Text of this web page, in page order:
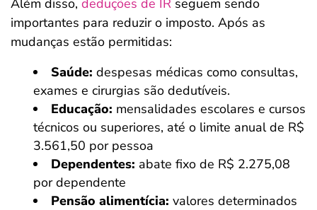
importantes para reduzir o imposto. Após as
mudanças estão permitidas:
Saúde: despesas médicas como consultas,
exames e cirurgias são dedutíveis.
Educação: mensalidades escolares e cursos
técnicos ou superiores, até o limite anual de R$
3.561,50 por pessoa
Dependentes: abate fixo de R$ 2.275,08
por dependente
Pensão alimentícia: valores determinados